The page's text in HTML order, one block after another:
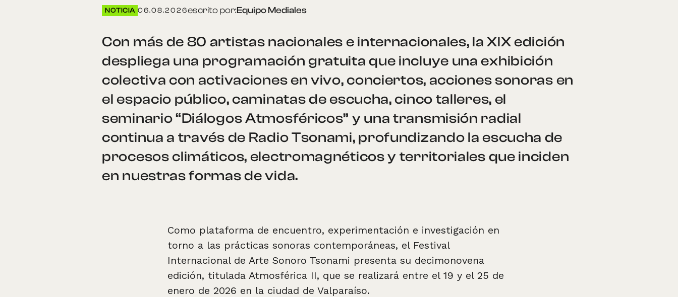
NOTICIA 06.08.2026escrito por:Equipo Mediales
Con más de 80 artistas nacionales e internacionales, la XIX edición
despliega una programación gratuita que incluye una exhibición
colectiva con activaciones en vivo, conciertos, acciones sonoras en
el espacio público, caminatas de escucha, cinco talleres, el
seminario “Diálogos Atmosféricos” y una transmisión radial
continua a través de Radio Tsonami, profundizando la escucha de
procesos climáticos, electromagnéticos y territoriales que inciden
en nuestras formas de vida.
Como plataforma de encuentro, experimentación e investigación en
torno a las prácticas sonoras contemporáneas, el Festival
Internacional de Arte Sonoro Tsonami presenta su decimonovena
edición, titulada Atmosférica II, que se realizará entre el 19 y el 25 de
enero de 2026 en la ciudad de Valparaíso.